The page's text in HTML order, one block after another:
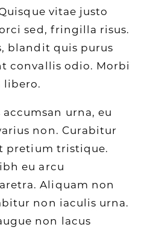
vitae justo
sed, fringilla risus.
blandit quis purus
convallis odio. Morbi
libero.
accumsan urna, eu
non. Curabitur
pretium tristique.
eu arcu
Aliquam non
non iaculis urna.
non lacus